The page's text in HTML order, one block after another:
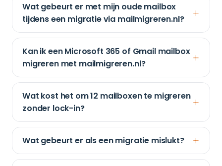
Wat gebeurt er met mijn oude mailbox
tijdens een migratie via mailmigreren.nl?
Kan ik een Microsoft 365 of Gmail mailbox
migreren met mailmigreren.nl?
Wat kost het om 12 mailboxen te migreren
zonder lock-in?
Wat gebeurt er als een migratie mislukt?